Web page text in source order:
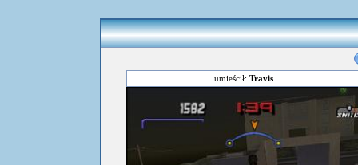
umieścił: Travis